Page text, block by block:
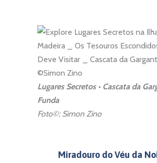
Lugares Secretos • Cascata da
Funda
Foto©: Simon Zino
Miradouro do Véu da